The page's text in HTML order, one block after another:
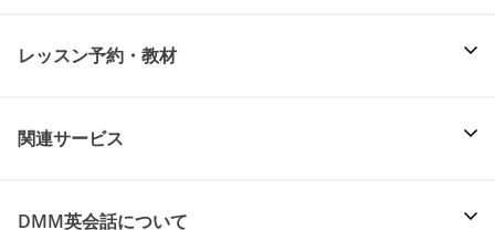
レッスン予約・教材
関連サービス
DMM英会話について